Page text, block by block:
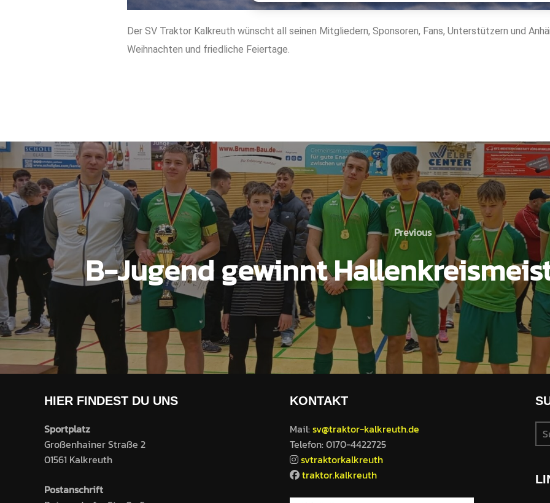
Der SV Traktor Kalkreuth wünscht all seinen Mitgliedern, Sponsoren, Fans, Unterstützern und
Weihnachten und friedliche Feiertage.
Previous
B-Jugend gewinnt
HIER FINDEST DU UNS
Sportplatz
Großenhainer Straße 2
01561 Kalkreuth
Postanschrift
KONTAKT
Mail:sv@traktor-kalkreuth.de
Telefon: 0170-4422725
svtraktorkalkreuth
traktor.kalkreuth